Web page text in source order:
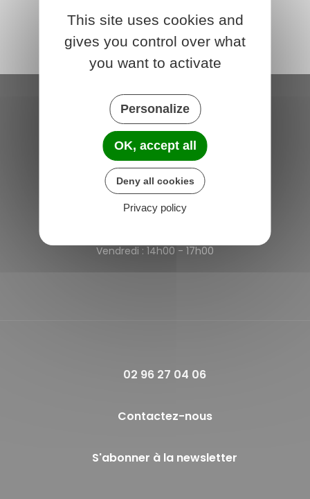
Saint-Michel-de-Plélan
4 rue des Terre Neuvas
22980 Saint-Michel-de-Plélan
France
Horaires de la mairie
Vendredi : 14h00 - 17h00
02 96 27 04 06
Contactez-nous
S'abonner à la newsletter
This site uses cookies and
gives you control over what
you want to activate
Personalize
OK, accept all
Deny all cookies
Privacy policy